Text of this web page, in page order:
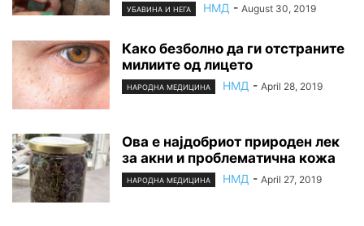
УБАВИНА И НЕГА НМД - August 30, 2019
Како безболно да ги отстраните
милиите од лицето
НАРОДНА МЕДИЦИНА НМД - April 28, 2019
Ова е најдобриот природен лек
за акни и проблематична кожа
НАРОДНА МЕДИЦИНА НМД - April 27, 2019